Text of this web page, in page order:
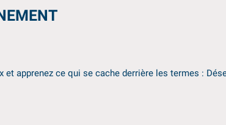
et apprenez ce qui se cache derrière les termes :